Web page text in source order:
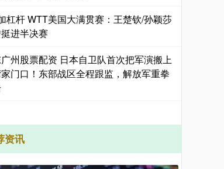
杠杆 WTT美国大满贯赛：王楚钦/孙颖莎
进半决赛
州股票配资 日本自卫队首次把军演搬上
门口！东部战区全程跟监，解放军重拳
资讯